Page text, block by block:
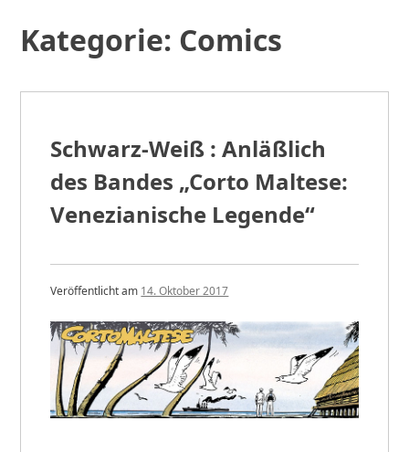
Kategorie: Comics
Schwarz-Weiß : Anläßlich
des Bandes „Corto Maltese:
Venezianische Legende“
Veröffentlicht am 14. Oktober 2017
n
w
d
m
i